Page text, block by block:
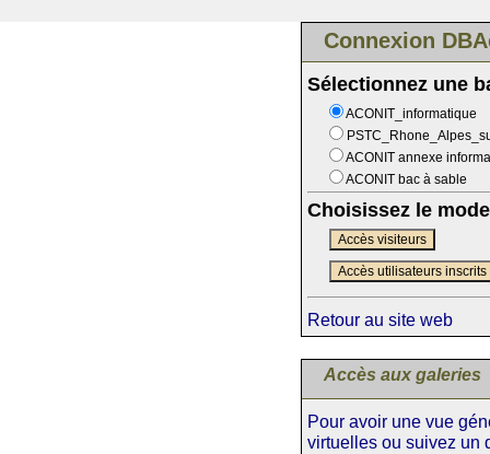
Connexion
Sélectionnez une
ACONIT_informatique
ACONIT annexe
ACONIT bac à sable
Choisissez le
Accès visiteurs
Accès utilisateurs inscrits
Retour au site web
Accès aux galeries
Pour avoir une vue
virtuelles ou suivez un